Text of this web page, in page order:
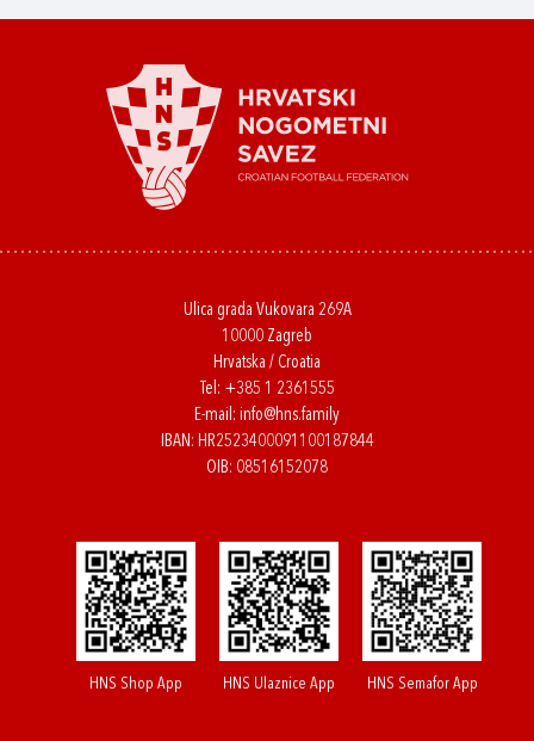
Ulica grada Vukovara 269A
10000 Zagreb
Hrvatska / Croatia
Tel: +385 1 2361555
E-mail: info@hns.family
IBAN: HR2523400091100187844
OIB: 08516152078
HNS Shop App HNS Ulaznice App HNS Semafor App